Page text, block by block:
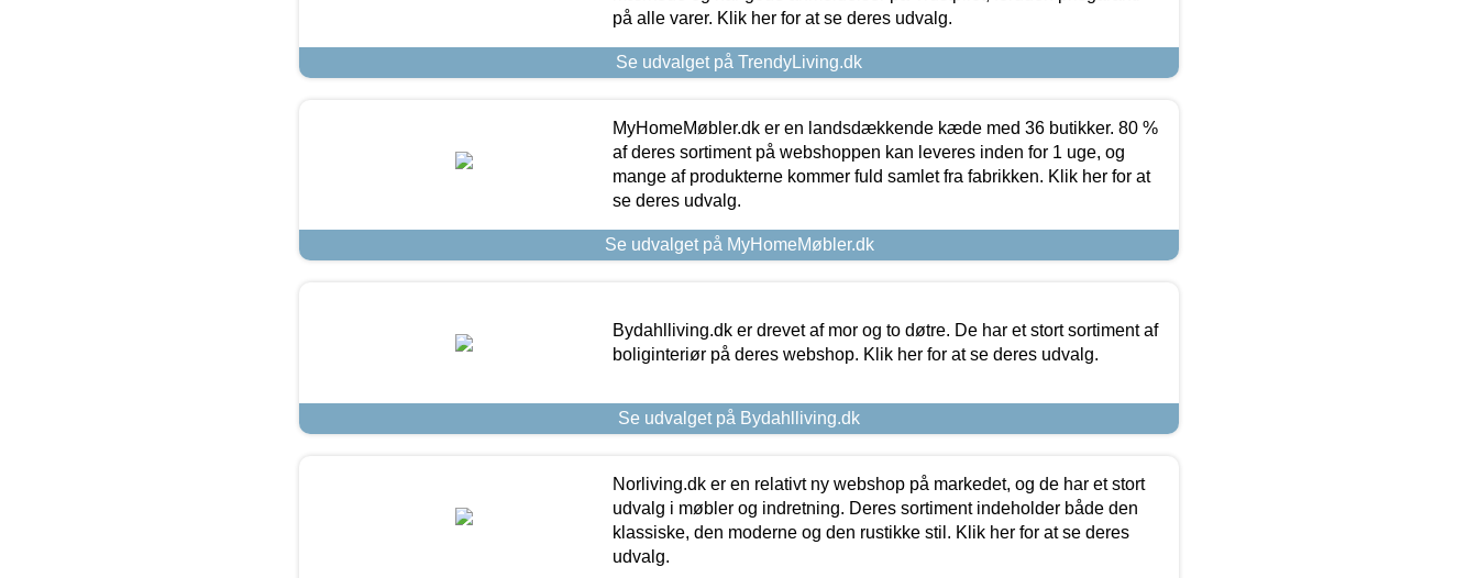
på alle varer. Klik her for at se deres udvalg.
Se udvalget på TrendyLiving.dk
MyHomeMøbler.dk er en landsdækkende kæde med 36 butikker. 80 %
af deres sortiment på webshoppen kan leveres inden for 1 uge, og
mange af produkterne kommer fuld samlet fra fabrikken. Klik her for at
se deres udvalg.
Se udvalget på MyHomeMøbler.dk
Bydahlliving.dk er drevet af mor og to døtre. De har et stort sortiment af
boliginteriør på deres webshop. Klik her for at se deres udvalg.
Se udvalget på Bydahlliving.dk
Norliving.dk er en relativt ny webshop på markedet, og de har et stort
udvalg i møbler og indretning. Deres sortiment indeholder både den
klassiske, den moderne og den rustikke stil. Klik her for at se deres
udvalg.